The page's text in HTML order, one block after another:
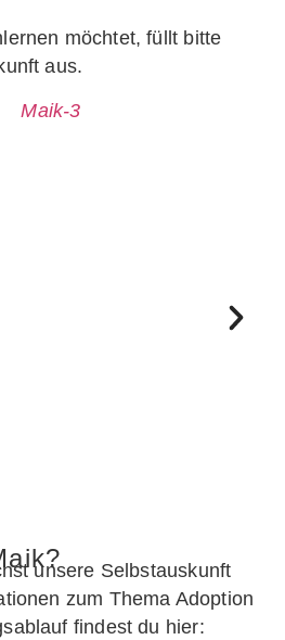
möchtet, füllt bitte
aus.
unsere Selbstauskunft
zum Thema Adoption
findest du hier: